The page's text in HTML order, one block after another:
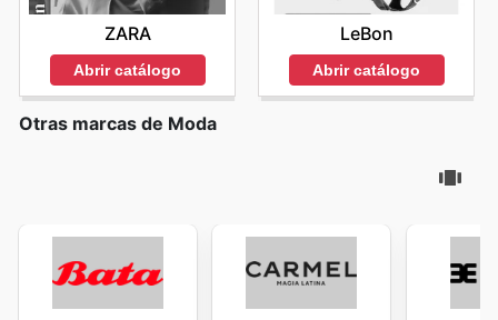
ZARA
Abrir catálogo
LeBon
Abrir catálogo
Otras marcas de Moda